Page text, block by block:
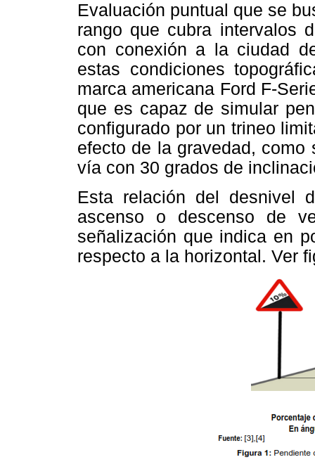
Evaluación puntual que se
rango que cubra intervalos
con conexión a la ciudad
estas condiciones
marca americana Ford F-
que es capaz de simular
configurado por un trineo
efecto de la gravedad, como
vía con 30 grados de
Esta relación del desnivel
ascenso o descenso de
señalización que indica en
respecto a la horizontal. Ver